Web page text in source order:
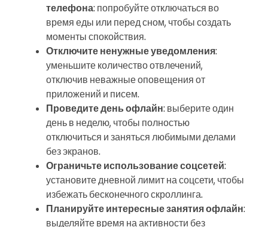
телефона: попробуйте отключаться во
время еды или перед сном, чтобы создать
моменты спокойствия.
Отключите ненужные уведомления:
уменьшите количество отвлечений,
отключив неважные оповещения от
приложений и писем.
Проведите день офлайн: выберите один
день в неделю, чтобы полностью
отключиться и заняться любимыми делами
без экранов.
Ограничьте использование соцсетей:
установите дневной лимит на соцсети, чтобы
избежать бесконечного скроллинга.
Планируйте интересные занятия офлайн:
выделяйте время на активности без